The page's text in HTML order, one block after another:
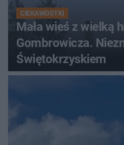
CIEKAWOSTKI
Mała wieś z wielką
Gombrowicza.
Świętokrzyskiem